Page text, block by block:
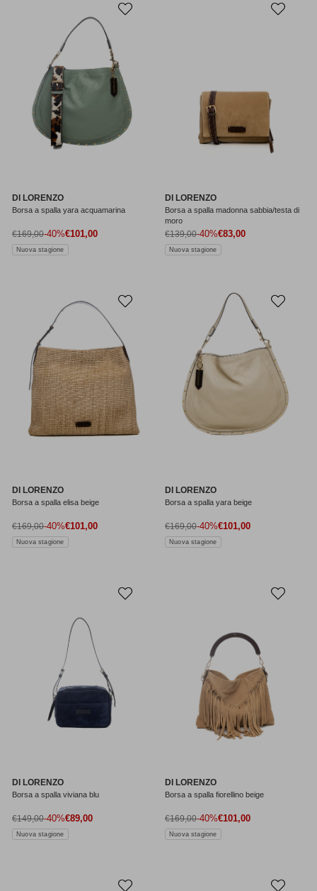
DI LORENZO
Borsa a spalla yara acquamarina
Prezzo di vendita
€101,00
Prezzo normale
€169,00-40%
Nuova stagione
DI LORENZO
Borsa a spalla madonna sabbia/testa di
moro
Prezzo di vendita
€83,00
Prezzo normale
€139,00-40%
Nuova stagione
DI LORENZO
Borsa a spalla elisa beige
Prezzo di vendita
€101,00
Prezzo normale
€169,00-40%
Nuova stagione
DI LORENZO
Borsa a spalla yara beige
Prezzo di vendita
€101,00
Prezzo normale
€169,00-40%
Nuova stagione
DI LORENZO
Borsa a spalla viviana blu
Prezzo di vendita
€89,00
Prezzo normale
€149,00-40%
Nuova stagione
DI LORENZO
Borsa a spalla fiorellino beige
Prezzo di vendita
€101,00
Prezzo normale
€169,00-40%
Nuova stagione